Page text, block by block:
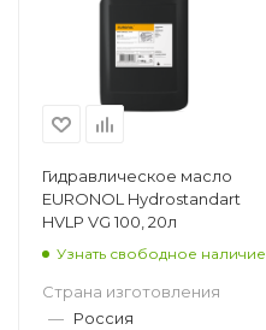
Гидравлическое масло
EURONOL Hydrostandart
HVLP VG 100, 20л
Узнать свободное наличие
Страна изготовления
— Россия